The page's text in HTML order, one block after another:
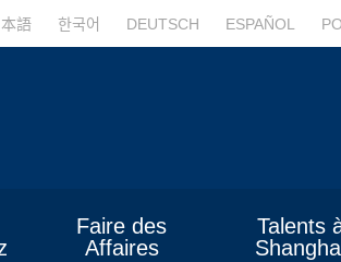
本語 한국어 DEUTSCH ESPAÑOL
Faire des
Affaires
Talents